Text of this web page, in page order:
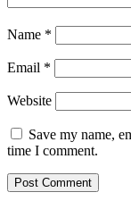
Name *
Email *
Website
Save my name,
time I comment.